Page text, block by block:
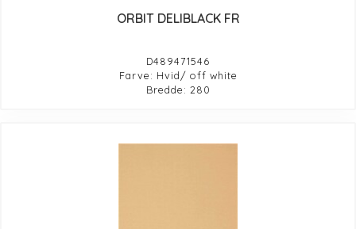
ORBIT DELIBLACK FR
D489471546
Farve: Hvid/ off white
Bredde: 280